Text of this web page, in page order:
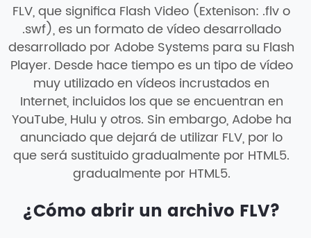
FLV, que significa Flash Video (Extenison: .flv o
.swf), es un formato de vídeo desarrollado
desarrollado por Adobe Systems para su Flash
Player. Desde hace tiempo es un tipo de vídeo
muy utilizado en vídeos incrustados en
Internet, incluidos los que se encuentran en
YouTube, Hulu y otros. Sin embargo, Adobe ha
anunciado que dejará de utilizar FLV, por lo
que será sustituido gradualmente por HTML5.
gradualmente por HTML5.
¿Cómo abrir un archivo FLV?